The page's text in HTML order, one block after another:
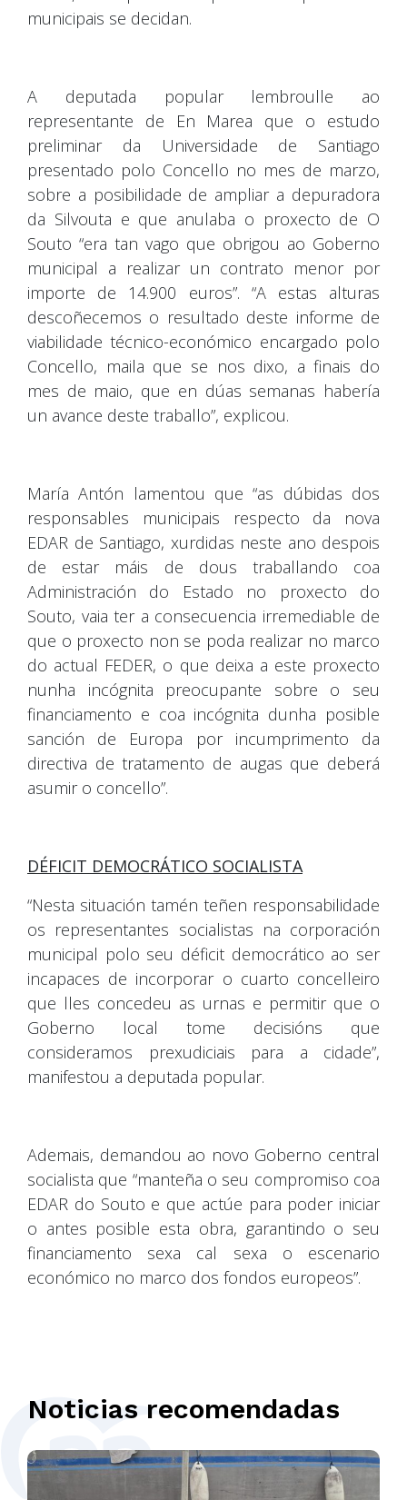
municipais se decidan.
A deputada popular lembroulle ao
representante de En Marea que o estudo
preliminar da Universidade de Santiago
presentado polo Concello no mes de marzo,
sobre a posibilidade de ampliar a depuradora
da Silvouta e que anulaba o proxecto de O
Souto “era tan vago que obrigou ao Goberno
municipal a realizar un contrato menor por
importe de 14.900 euros”. “A estas alturas
descoñecemos o resultado deste informe de
viabilidade técnico-económico encargado polo
Concello, maila que se nos dixo, a finais do
mes de maio, que en dúas semanas habería
un avance deste traballo”, explicou.
María Antón lamentou que “as dúbidas dos
responsables municipais respecto da nova
EDAR de Santiago, xurdidas neste ano despois
de estar máis de dous traballando coa
Administración do Estado no proxecto do
Souto, vaia ter a consecuencia irremediable de
que o proxecto non se poda realizar no marco
do actual FEDER, o que deixa a este proxecto
nunha incógnita preocupante sobre o seu
financiamento e coa incógnita dunha posible
sanción de Europa por incumprimento da
directiva de tratamento de augas que deberá
asumir o concello”.
DÉFICIT DEMOCRÁTICO SOCIALISTA
“Nesta situación tamén teñen responsabilidade
os representantes socialistas na corporación
municipal polo seu déficit democrático ao ser
incapaces de incorporar o cuarto concelleiro
que lles concedeu as urnas e permitir que o
Goberno local tome decisións que
consideramos prexudiciais para a cidade”,
manifestou a deputada popular.
Ademais, demandou ao novo Goberno central
socialista que “manteña o seu compromiso coa
EDAR do Souto e que actúe para poder iniciar
o antes posible esta obra, garantindo o seu
financiamento sexa cal sexa o escenario
económico no marco dos fondos europeos”.
Noticias recomendadas